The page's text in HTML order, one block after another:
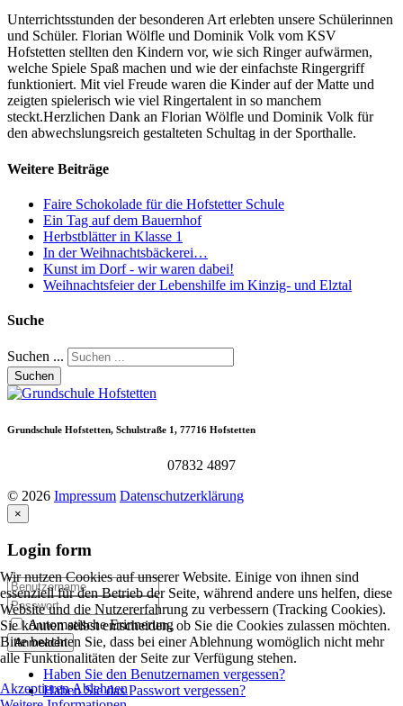
Unterrichtsstunden der besonderen Art erlebten unsere Schülerinnen
und Schüler. Florian Wölfle und Dominik Volk vom KSV
Hofstetten stellten den Kindern vor, wie sich Ringer aufwärmen,
welche Spiele Spaß machen und wie der einfachste Ringergriff
funktioniert. Mit viel Freude waren die Kinder auf der Matte und
zeigten spielerisch wie viel Ringertalent in so manchem
steckt.Herzlichen Dank an Florian Wölfle und Dominik Volk für
den abwechslungsreich gestalteten Schultag in der Sporthalle.
Weitere Beiträge
Faire Schokolade für die Hofstetter Schule
Ein Tag auf dem Bauernhof
Herbstblätter in Klasse 1
In der Weihnachtsbäckerei…
Kunst im Dorf - wir waren dabei!
Weihnachtsfeier der Lebenshilfe im Kinzig- und Elztal
Suche
Suchen ...
Suchen
Grundschule Hofstetten, Schulstraße 1, 77716 Hofstetten
07832 4897
© 2026 Impressum Datenschutzerklärung
×
Login form
Automatische Erinnerung
Anmelden
Haben Sie den Benutzernamen vergessen?
Haben Sie das Passwort vergessen?
Wir nutzen Cookies auf unserer Website. Einige von ihnen sind
essenziell für den Betrieb der Seite, während andere uns helfen, diese
Website und die Nutzererfahrung zu verbessern (Tracking Cookies).
Sie können selbst entscheiden, ob Sie die Cookies zulassen möchten.
Bitte beachten Sie, dass bei einer Ablehnung womöglich nicht mehr
alle Funktionalitäten der Seite zur Verfügung stehen.
AkzeptierenAblehnen